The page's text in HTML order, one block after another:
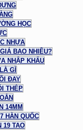
HỌC
NHỰA
BAO NHIÊU?
NHẬP KHẨU
GÌ
ĐAY
THÉP
14MM
HÀN QUỐC
19 TAO